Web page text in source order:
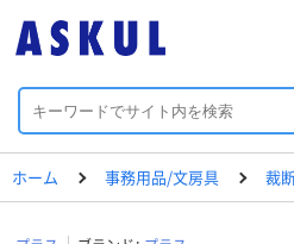
ホーム 事務用品/文房具 裁